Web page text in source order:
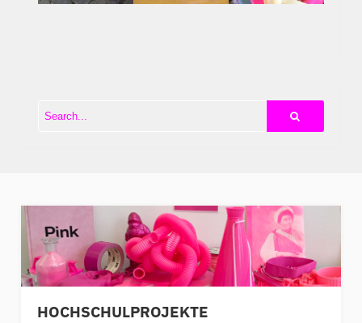
HOCHSCHULPROJEKTE